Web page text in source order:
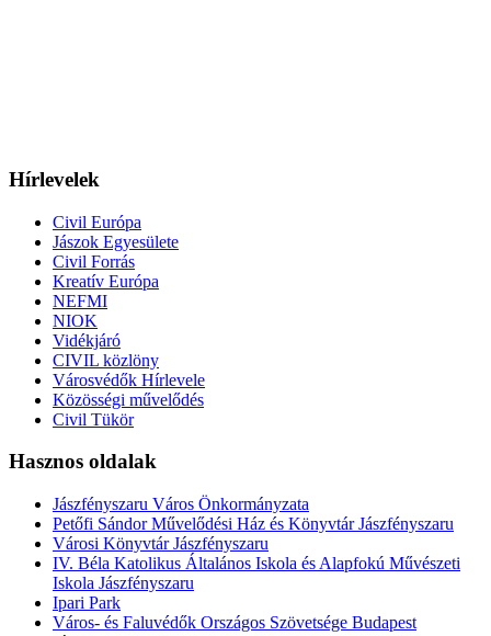
Hírlevelek
Civil Európa
Jászok Egyesülete
Civil Forrás
Kreatív Európa
NEFMI
NIOK
Vidékjáró
CIVIL közlöny
Városvédők Hírlevele
Közösségi művelődés
Civil Tükör
Hasznos oldalak
Jászfényszaru Város Önkormányzata
Petőfi Sándor Művelődési Ház és Könyvtár Jászfényszaru
Városi Könyvtár Jászfényszaru
IV. Béla Katolikus Általános Iskola és Alapfokú Művészeti
Iskola Jászfényszaru
Ipari Park
Város- és Faluvédők Országos Szövetsége Budapest